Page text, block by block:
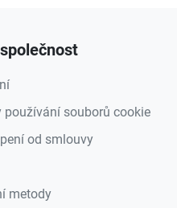
používání souborů cookie
od smlouvy
metody